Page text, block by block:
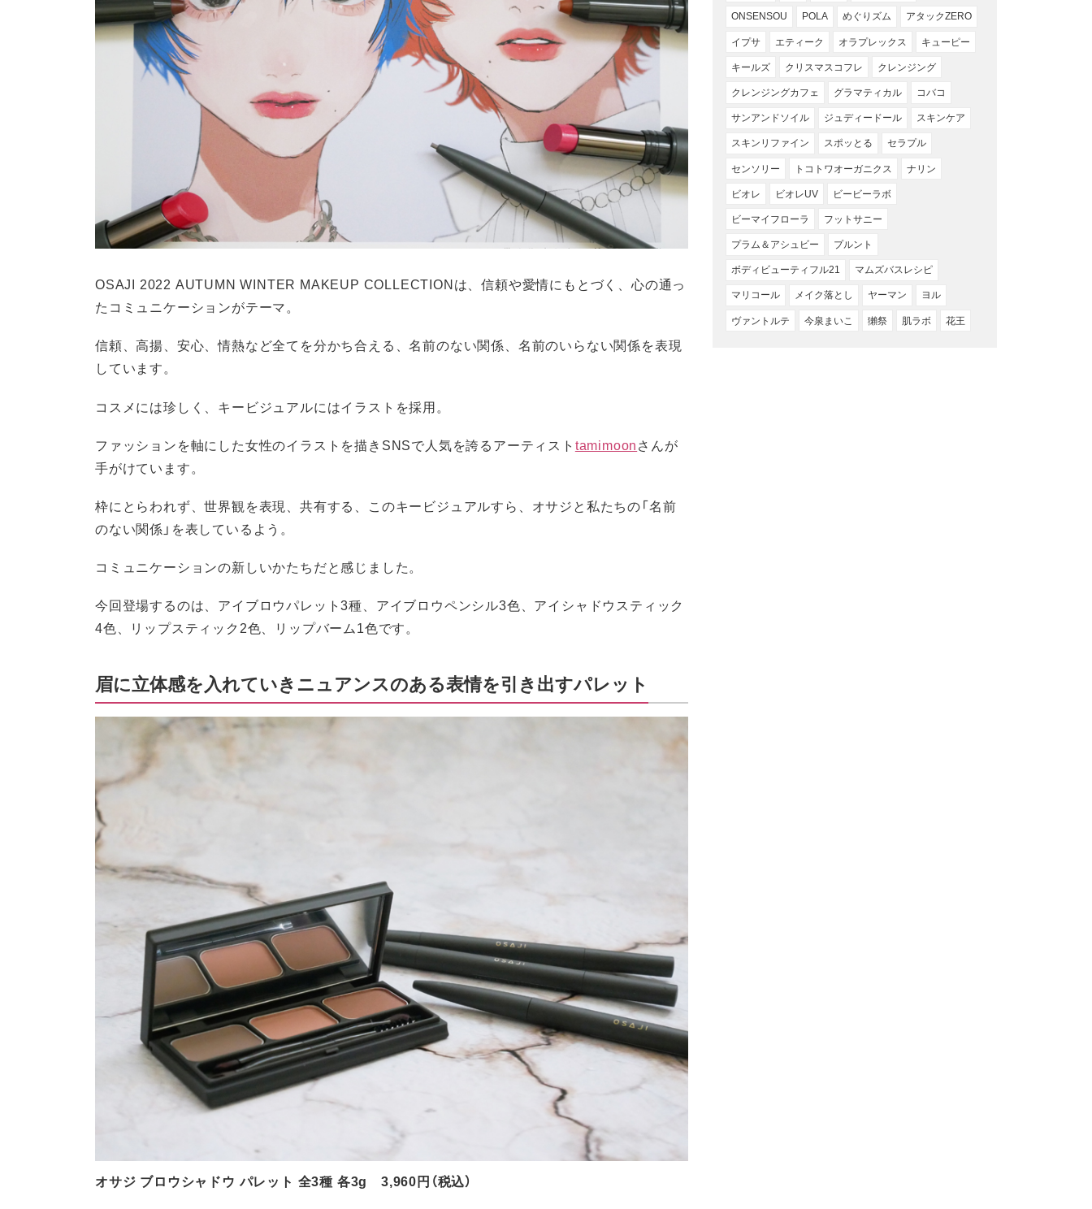
OSAJI 2022 AUTUMN WINTER MAKEUP COLLECTIONは、信頼や愛情にもとづく、心の通っ
たコミュニケーションがテーマ。
信頼、高揚、安心、情熱など全てを分かち合える、名前のない関係、名前のいらない関係を表現
しています。
コスメには珍しく、キービジュアルにはイラストを採用。
ファッションを軸にした女性のイラストを描きSNSで人気を誇るアーティスト tamimoonさんが
手がけています。
枠にとらわれず、世界観を表現、共有する、このキービジュアルすら、オサジと私たちの「名前
のない関係」を表しているよう。
コミュニケーションの新しいかたちだと感じました。
今回登場するのは、アイブロウパレット3種、アイブロウペンシル3色、アイシャドウスティック
4色、リップスティック2色、リップバーム1色です。
眉に立体感を入れていきニュアンスのある表情を引き出すパレット
オサジ ブロウシャドウ パレット 全3種 各3g 3,960円（税込）
ONSENSOU POLA めぐりズム アタックZERO
イプサ エティーク オラプレックス キューピー
キールズ クリスマスコフレ クレンジング
クレンジングカフェ グラマティカル コバコ
サンアンドソイル ジュディードール スキンケア
スキンリファイン スポッとる セラプル
センソリー トコトワオーガニクス ナリン
ビオレ ビオレUV ビービーラボ
ビーマイフローラ フットサニー
プラム＆アシュビー プルント
ボディビューティフル21 マムズバスレシピ
マリコール メイク落とし ヤーマン ヨル
ヴァントルテ 今泉まいこ 獺祭 肌ラボ 花王